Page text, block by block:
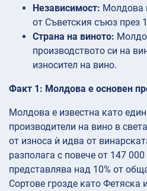
Независимост: Молдова
от Съветския съюз през
Страна на виното:
производството си на
износител на вино.
Факт 1: Молдова е основен
Молдова е известна като
производители на вино в
от износа ѝ идва от
разполага с повече от 147
представлява над 10% от
Сортове грозде като